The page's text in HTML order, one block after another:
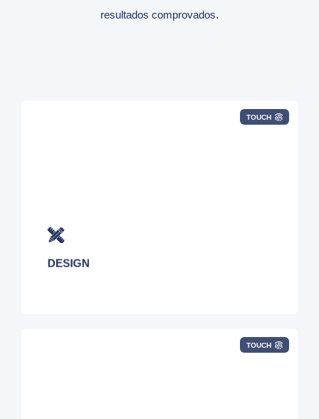
resultados comprovados.
TOUCH
DESIGN
específicos do seu negócio.
TOUCH